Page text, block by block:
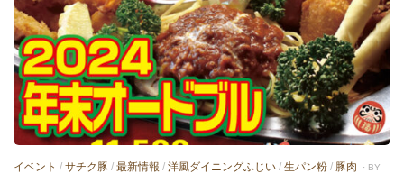
イベント / サチク豚 / 最新情報 / 洋風ダイニングふじい / 生パン粉 / 豚肉
· BY